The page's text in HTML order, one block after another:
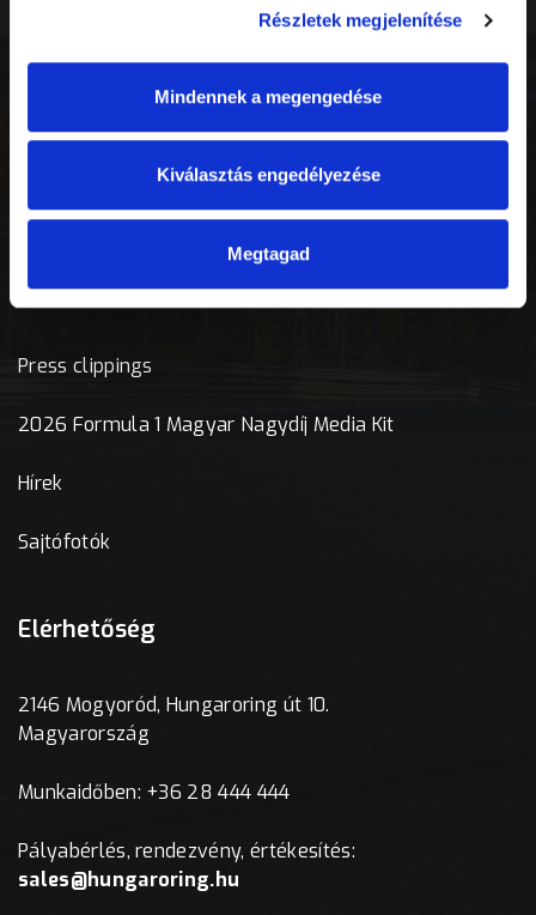
Részletek megjelenítése
Mindennek a megengedése
Kiválasztás engedélyezése
Megtagad
UAV szabályozás
Dokumentumok
Önkéntes program
Média
Press clippings
2026 Formula 1 Magyar Nagydíj Media Kit
Hírek
Sajtófotók
Elérhetőség
2146 Mogyoród, Hungaroring út 10.
Magyarország
Munkaidőben: +36 28 444 444
Pályabérlés, rendezvény, értékesítés:
sales@hungaroring.hu